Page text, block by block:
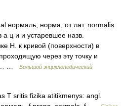
нормаль, норма, от лат. normalis
ц и и устаревшее назв.
Н. к кривой (поверхности) в
через эту точку и
…
Большой энциклопедический
T sritis fizika atitikmenys: angl.